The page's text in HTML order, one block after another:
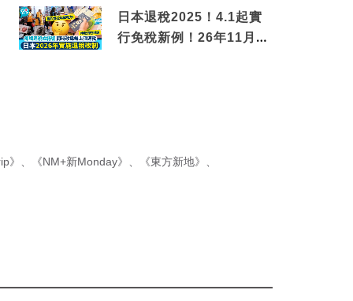
日本退稅2025！4.1起實
行免稅新例！26年11月
》 、 《NM+新Monday》 、 《東方新地》 、